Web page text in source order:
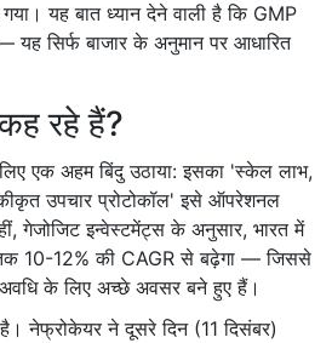
यह बात ध्यान देने वाली है कि GMP
यह सिर्फ बाजार के अनुमान पर आधारित
रहे हैं?
एक अहम बिंदु उठाया: इसका 'स्केल लाभ,
उपचार प्रोटोकॉल' इसे ऑपरेशनल
गेजोजिट इन्वेस्टमेंट्स के अनुसार, भारत में
तक 10-12% की CAGR से बढ़ेगा — जिससे
अवधि के लिए अच्छे अवसर बने हुए हैं।
नेफ्रोकेयर ने दूसरे दिन (11 दिसंबर)